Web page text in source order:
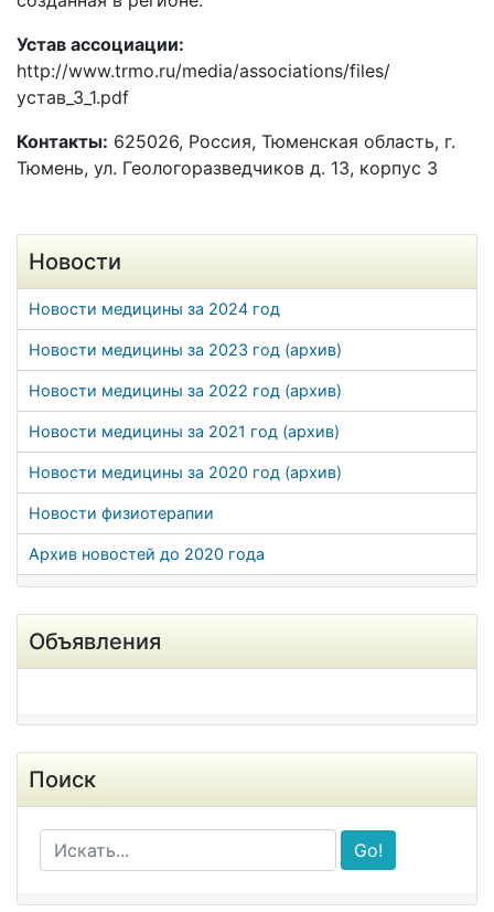
Устав ассоциации:
http://www.trmo.ru/media/associations/files/
устав_3_1.pdf
Контакты: 625026, Россия, Тюменская область, г.
Тюмень, ул. Геологоразведчиков д. 13, корпус 3
Новости
Новости медицины за 2024 год
Новости медицины за 2023 год (архив)
Новости медицины за 2022 год (архив)
Новости медицины за 2021 год (архив)
Новости медицины за 2020 год (архив)
Новости физиотерапии
Архив новостей до 2020 года
Объявления
Поиск
Go!